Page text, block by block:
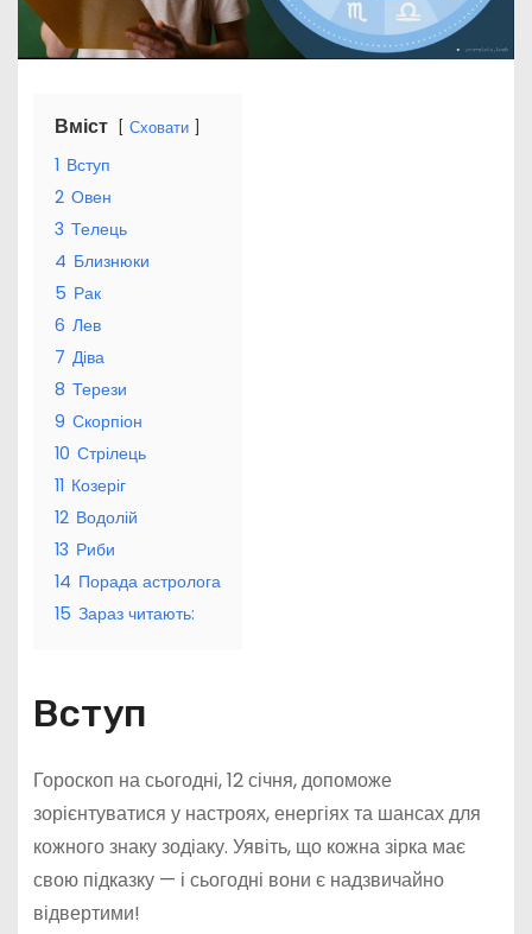
Вміст Сховати
1 Вступ
2 Овен
3 Телець
4 Близнюки
5 Рак
6 Лев
7 Діва
8 Терези
9 Скорпіон
10 Стрілець
11 Козеріг
12 Водолій
13 Риби
14 Порада астролога
15 Зараз читають:
Вступ
Гороскоп на сьогодні, 12 січня, допоможе
зорієнтуватися у настроях, енергіях та шансах для
кожного знаку зодіаку. Уявіть, що кожна зірка має
свою підказку — і сьогодні вони є надзвичайно
відвертими!